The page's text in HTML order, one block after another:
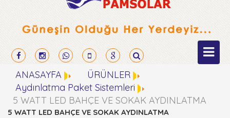
ANASAYFA
ÜRÜNLER
Aydınlatma Paket Sistemleri
5 WATT LED BAHÇE VE SOKAK AYDINLATMA
5 WATT LED BAHÇE VE SOKAK AYDINLATMA